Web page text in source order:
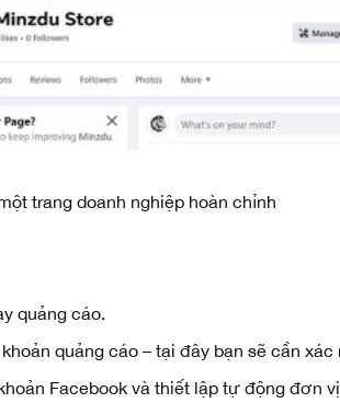
trang doanh nghiệp hoàn chỉnh
quảng cáo.
quảng cáo – tại đây bạn sẽ cần
Facebook và thiết lập tự động đơn